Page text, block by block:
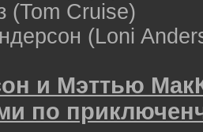
(Tom Cruise)
(Loni
и Мэттью
по